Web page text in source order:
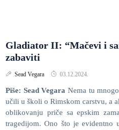
Gladiator II: “Mačevi i
zabaviti
Sead Vegara 03.12.2024.
Piše: Sead Vegara Nema tu
učili u školi o Rimskom carstvu, a
oblikovanju priče sa epskim
tragedijom. Ono što je evidentno